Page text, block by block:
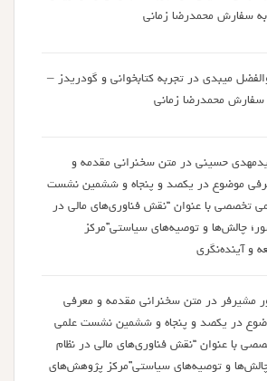
سفارش محمدرضا زمانی
میبدی در تجربه کتابخوانی و گودریدز –
سفارش محمدرضا زمانی
حسینی در متن سخنرانی مقدمه و
موضوع در یکصد و پنجاه و ششمین نشست
تخصصی با عنوان “نقش فناوری‌های مالی در
چالش‌ها و توصیه‌های سیاستی”مرکز
و آینده‌نگری
مشیرفر در متن سخنرانی مقدمه و معرفی
در یکصد و پنجاه و ششمین نشست علمی
با عنوان “نقش فناوری‌های مالی در نظام
و توصیه‌های سیاستی”مرکز پژوهش‌های